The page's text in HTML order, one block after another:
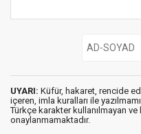
UYARI: Küfür, hakaret, rencide
içeren, imla kuralları ile
Türkçe karakter kullanılmayan
onaylanmamaktadır.